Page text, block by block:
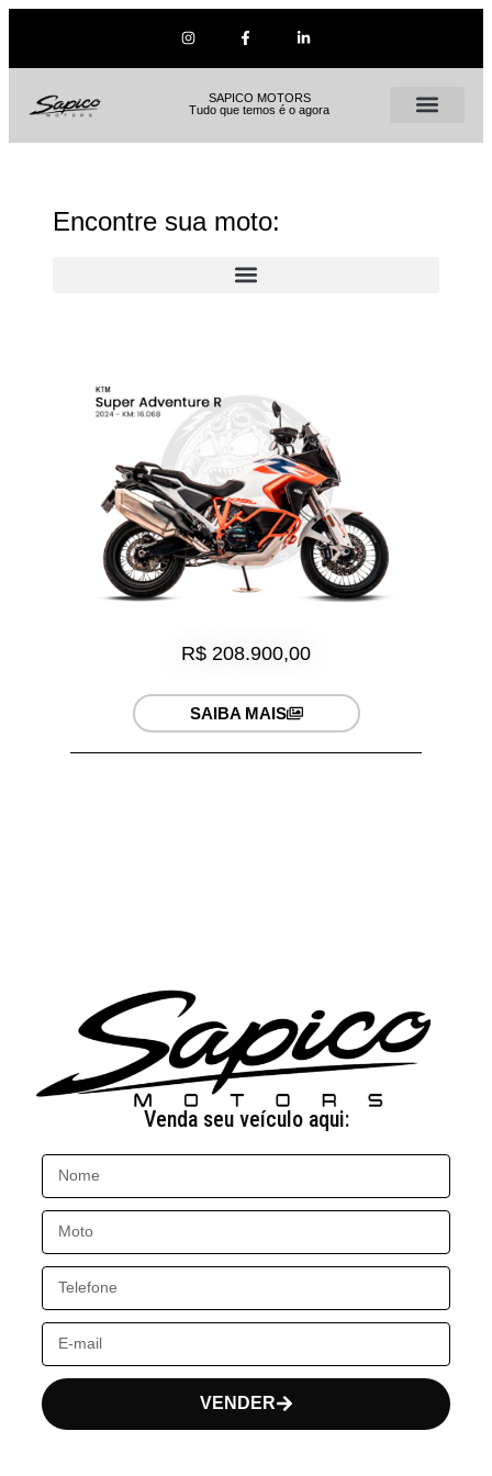
SAPICO MOTORS
Tudo que temos é o agora
Encontre sua moto:
R$ 208.900,00
SAIBA MAIS
Venda seu veículo aqui:
VENDER